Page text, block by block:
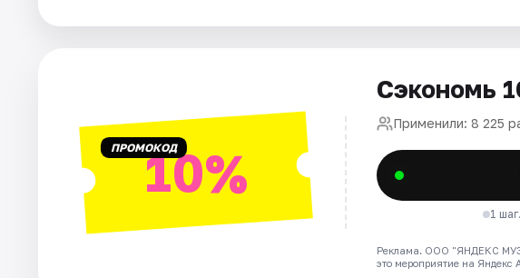
Рейтинги ПРОМОКОД10%
Сэкономь
Применили: 8 225
1
Реклама. ООО "ЯНДЕКС
это мероприятие на Яндекс